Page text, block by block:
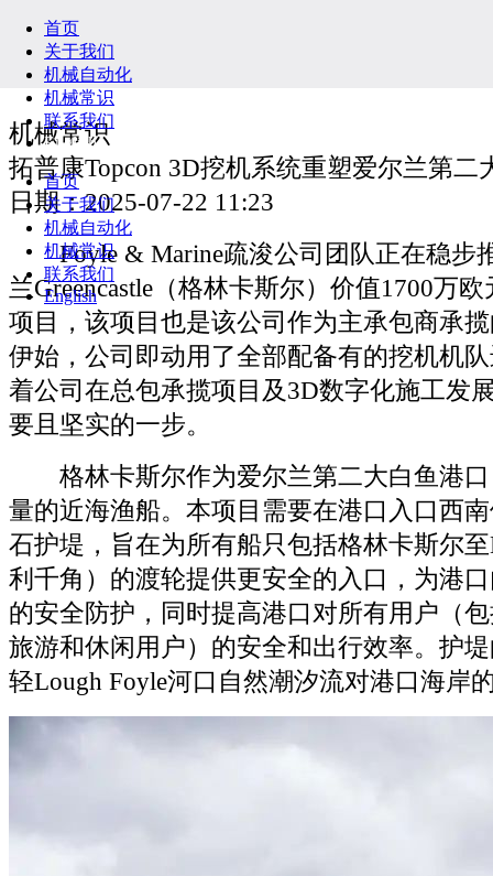
首页
关于我们
机械自动化
机械常识
联系我们
English
首页
关于我们
机械自动化
机械常识
联系我们
English
机械常识
拓普康Topcon 3D挖机系统重塑爱尔兰第二
日期：2025-07-22 11:23
Foyle & Marine疏浚公司团队正在稳步
兰Greencastle（格林卡斯尔）价值1700万
项目，该项目也是该公司作为主承包商承
伊始，公司即动用了全部配备有的挖机机
着公司在总包承揽项目及3D数字化施工发
要且坚实的一步。
格林卡斯尔作为爱尔兰第二大白鱼港口
量的近海渔船。本项目需要在港口入口西
石护堤，旨在为所有船只包括格林卡斯尔
利千角）的渡轮提供更安全的入口，为港
的安全防护，同时提高港口对所有用户（
旅游和休闲用户）的安全和出行效率。护
轻Lough Foyle河口自然潮汐流对港口海岸